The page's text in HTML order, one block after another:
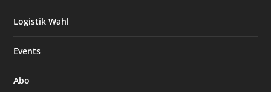
Logistik Wahl
Events
Abo